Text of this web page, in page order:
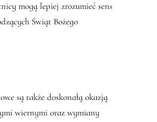
mogą lepiej zrozumieć sens
Świąt Bożego
są także doskonałą okazją
wiernymi oraz wymiany